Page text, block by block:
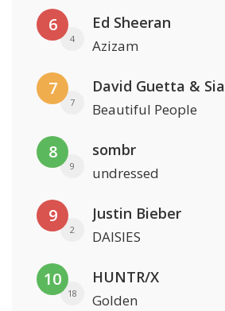
6
4
Ed Sheeran
Azizam
7
7
David Guetta & Sia
Beautiful People
8
9
sombr
undressed
9
2
Justin Bieber
DAISIES
10
18
HUNTR/X
Golden